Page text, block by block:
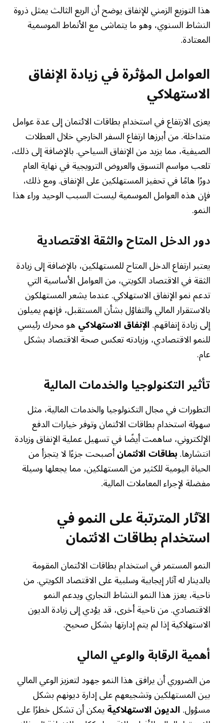
هذا التوزيع الزمني للإنفاق يوضح أن الربع الثالث يمثل ذروة
النشاط السنوي، وهو ما يتماشى مع الأنماط الموسمية
المعتادة.
العوامل المؤثرة في زيادة الإنفاق
الاستهلاكي
يعزى الارتفاع في استخدام بطاقات الائتمان إلى عدة عوامل
متداخلة. من أبرزها ارتفاع السفر الخارجي خلال العطلات
الصيفية، مما يزيد من الإنفاق السياحي. بالإضافة إلى ذلك،
تلعب مواسم التسوق والعروض الترويجية في نهاية العام
دورًا هامًا في تحفيز المستهلكين على الإنفاق. ومع ذلك،
فإن هذه العوامل الموسمية ليست السبب الوحيد وراء هذا
النمو.
دور الدخل المتاح والثقة الاقتصادية
يعتبر ارتفاع الدخل المتاح للمستهلكين، بالإضافة إلى زيادة
الثقة في الاقتصاد الكويتي، من العوامل الأساسية التي
تدعم نمو الإنفاق الاستهلاكي. عندما يشعر المستهلكون
بالاستقرار المالي والتفاؤل بشأن المستقبل، فإنهم يميلون
إلى زيادة إنفاقهم.الإنفاق الاستهلاكيهو محرك رئيسي
للنمو الاقتصادي، وزيادته تعكس صحة الاقتصاد بشكل
عام.
تأثير التكنولوجيا والخدمات المالية
التطورات في مجال التكنولوجيا والخدمات المالية، مثل
سهولة استخدام بطاقات الائتمان وتوفر خيارات الدفع
الإلكتروني، ساهمت أيضًا في تسهيل عملية الإنفاق وزيادة
انتشارها.بطاقات الائتمانأصبحت جزءًا لا يتجزأ من
الحياة اليومية للكثير من المستهلكين، مما يجعلها وسيلة
مفضلة لإجراء المعاملات المالية.
الآثار المترتبة على النمو في
استخدام بطاقات الائتمان
النمو المستمر في استخدام بطاقات الائتمان المقومة
بالدينار له آثار إيجابية وسلبية على الاقتصاد الكويتي. من
ناحية، يعزز هذا النمو النشاط التجاري ويدعم النمو
الاقتصادي. من ناحية أخرى، قد يؤدي إلى زيادة الديون
الاستهلاكية إذا لم يتم إدارتها بشكل صحيح.
أهمية الرقابة والوعي المالي
من الضروري أن يرافق هذا النمو جهود لتعزيز الوعي المالي
بين المستهلكين وتشجيعهم على إدارة ديونهم بشكل
مسؤول.الديون الاستهلاكيةيمكن أن تشكل خطرًا على